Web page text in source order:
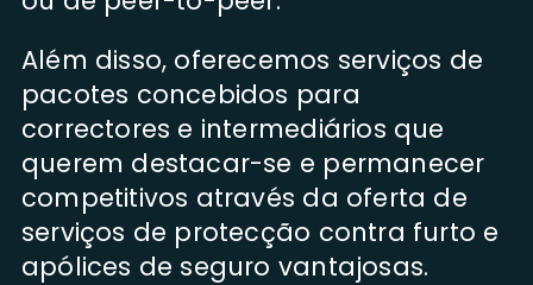
Além disso, oferecemos serviços de
pacotes concebidos para
correctores e intermediários que
querem destacar-se e permanecer
competitivos através da oferta de
serviços de protecção contra furto e
apólices de seguro vantajosas.